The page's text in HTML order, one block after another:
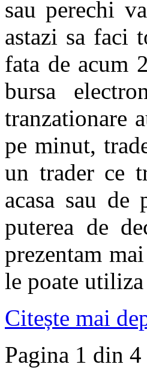
sau perechi
astazi sa faci
fata de acum
bursa
tranzationare
pe minut,
un trader ce
acasa sau
puterea de
prezentam
le poate
Citește mai
Pagina 1 din 4